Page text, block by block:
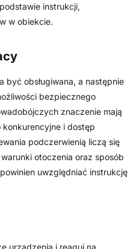
instrukcji,
w obiekcie.
być obsługiwana, a następnie
bezpiecznego
znaczenie mają
konkurencyjne i dostęp
podczerwienią liczą się
otoczenia oraz sposób
uwzględniać instrukcję
urządzenia i reaguj na